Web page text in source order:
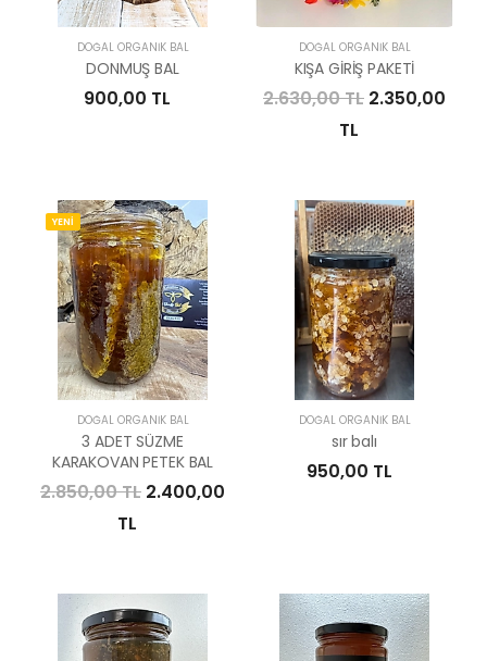
DOĞAL ORGANIK BAL
DONMUŞ BAL
900,00 TL
DOĞAL ORGANIK BAL
KIŞA GİRİŞ PAKETİ
2.630,00 TL 2.350,00
TL
YENİ
DOĞAL ORGANIK BAL
3 ADET SÜZME
KARAKOVAN PETEK BAL
2.850,00 TL 2.400,00
TL
DOĞAL ORGANIK BAL
sır balı
950,00 TL